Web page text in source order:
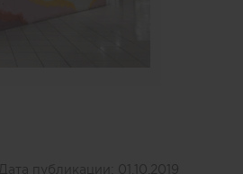
Дата публикации: 01.10.2019